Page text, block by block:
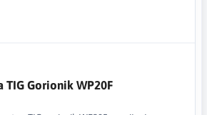
Gorionik WP20F